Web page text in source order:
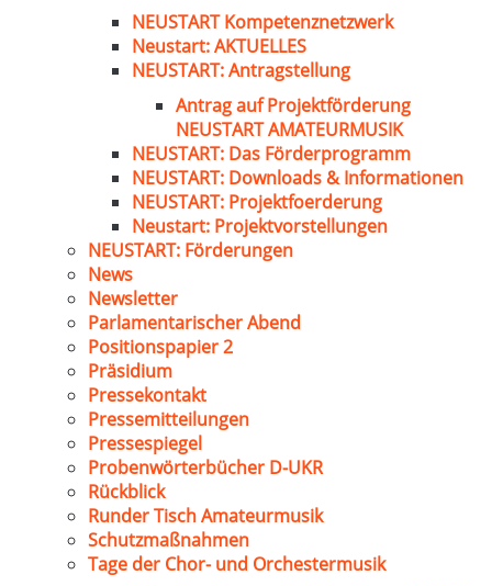
NEUSTART Kompetenznetzwerk
Neustart: AKTUELLES
NEUSTART: Antragstellung
Antrag auf Projektförderung
NEUSTART AMATEURMUSIK
NEUSTART: Das Förderprogramm
NEUSTART: Downloads & Informationen
NEUSTART: Projektfoerderung
Neustart: Projektvorstellungen
NEUSTART: Förderungen
News
Newsletter
Parlamentarischer Abend
Positionspapier 2
Präsidium
Pressekontakt
Pressemitteilungen
Pressespiegel
Probenwörterbücher D-UKR
Rückblick
Runder Tisch Amateurmusik
Schutzmaßnahmen
Tage der Chor- und Orchestermusik